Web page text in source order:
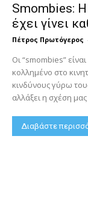
Smombies: Η
έχει γίνει
Πέτρος Πρωτόγερος -
Οι “smombies”
κολλημένο στο
κινδύνους γύρω
αλλάξει η σχέση
Διαβάστε